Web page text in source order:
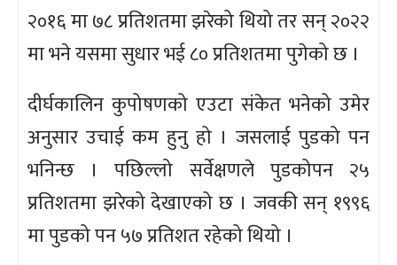
२०१६ मा ७८ प्रतिशतमा झरेको थियो तर सन् २०२२
मा भने यसमा सुधार भई ८० प्रतिशतमा पुगेको छ ।
दीर्घकालिन कुपोषणको एउटा संकेत भनेको उमेर
अनुसार उचाई कम हुनु हो । जसलाई पुडको पन
भनिन्छ । पछिल्लो सर्वेक्षणले पुडकोपन २५
प्रतिशतमा झरेको देखाएको छ । जवकी सन् १९९६
मा पुडको पन ५७ प्रतिशत रहेको थियो ।